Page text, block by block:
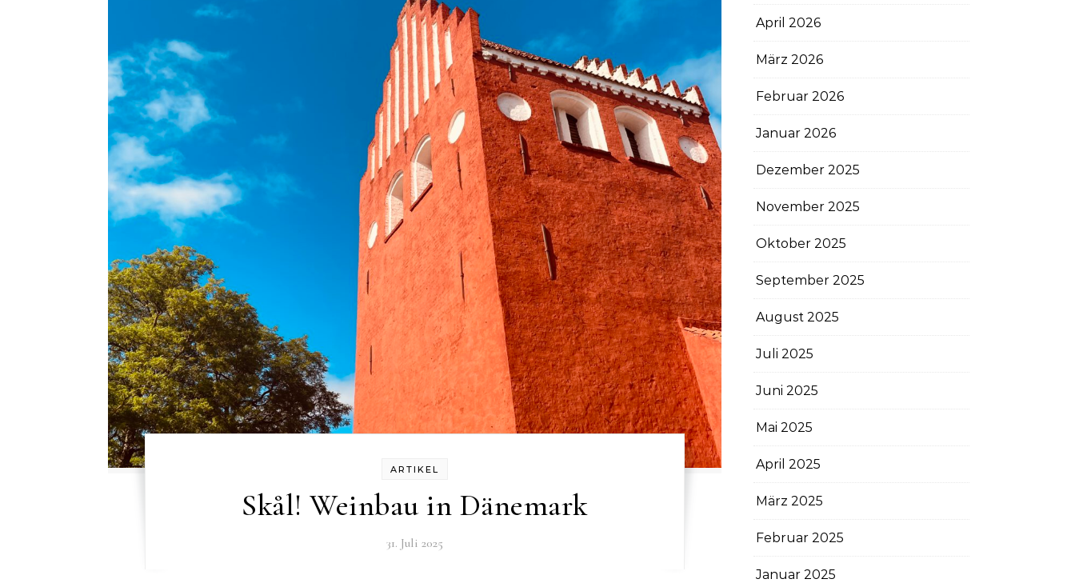
ARTIKEL
Skål! Weinbau in Dänemark
31. Juli 2025
April 2026
März 2026
Februar 2026
Januar 2026
Dezember 2025
November 2025
Oktober 2025
September 2025
August 2025
Juli 2025
Juni 2025
Mai 2025
April 2025
März 2025
Februar 2025
Januar 2025